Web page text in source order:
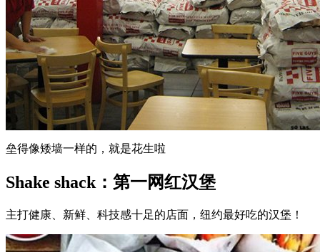
垒得像矮墙一样的，就是花生啦
Shake shack：第一网红汉堡
主打健康、新鲜、科技感十足的店面，纽约最好吃的汉堡！